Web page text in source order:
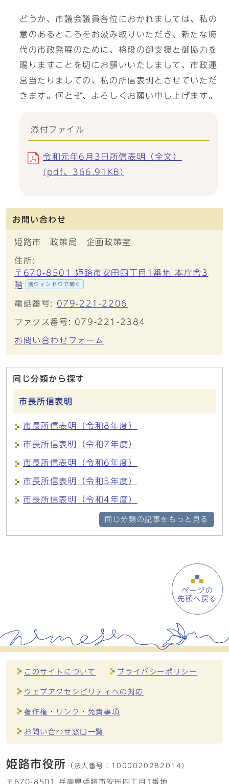
どうか、市議会議員各位におかれましては、私の
意のあるところをお汲み取りいただき、新たな時
代の市政発展のために、格段の御支援と御協力を
賜りますことを切にお願いいたしまして、市政運
営当たりましての、私の所信表明とさせていただ
きます。何とぞ、よろしくお願い申し上げます。
添付ファイル
令和元年6月3日所信表明（全文）
(pdf、366.91KB)
お問い合わせ
姫路市 政策局 企画政策室
住所:
〒670-8501 姫路市安田四丁目1番地 本庁舎3
階
別ウィンドウで開く
電話番号: 079-221-2206
ファクス番号: 079-221-2384
お問い合わせフォーム
同じ分類から探す
市長所信表明
市長所信表明（令和8年度）
市長所信表明（令和7年度）
市長所信表明（令和6年度）
市長所信表明（令和5年度）
市長所信表明（令和4年度）
同じ分類の記事をもっと見る
ページの
先頭へ戻る
このサイトについて プライバシーポリシー
ウェブアクセシビリティへの対応
著作権・リンク・免責事項
お問い合わせ窓口一覧
姫路市役所 （法人番号： 1000020282014）
〒670-8501 兵庫県姫路市安田四丁目1番地